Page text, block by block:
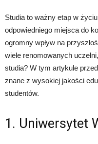
Studia to ważny etap w
odpowiedniego miejsca do
ogromny wpływ na
wiele renomowanych
studia? W tym artykule
znane z wysokiej jakości
studentów.
1. Uniwersytet